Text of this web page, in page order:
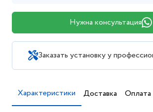
Нужна консультация
Заказать установку у
Характеристики Доставка Оплата